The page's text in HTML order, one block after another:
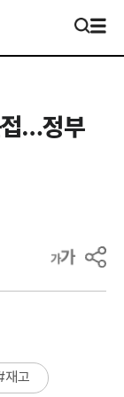
접…정부
재고